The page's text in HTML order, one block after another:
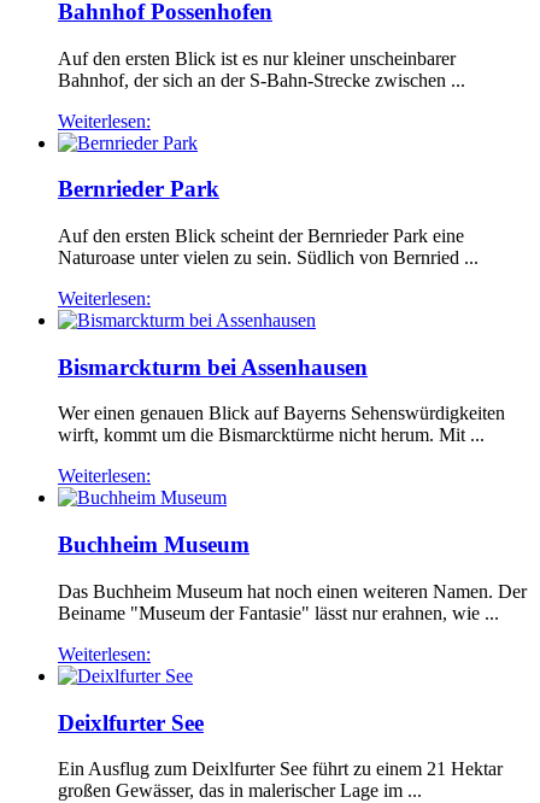
Bahnhof Possenhofen
Auf den ersten Blick ist es nur kleiner unscheinbarer
Bahnhof, der sich an der S-Bahn-Strecke zwischen ...
Weiterlesen:
Bernrieder Park
Auf den ersten Blick scheint der Bernrieder Park eine
Naturoase unter vielen zu sein. Südlich von Bernried ...
Weiterlesen:
Bismarckturm bei Assenhausen
Wer einen genauen Blick auf Bayerns Sehenswürdigkeiten
wirft, kommt um die Bismarcktürme nicht herum. Mit ...
Weiterlesen:
Buchheim Museum
Das Buchheim Museum hat noch einen weiteren Namen. Der
Beiname "Museum der Fantasie" lässt nur erahnen, wie ...
Weiterlesen:
Deixlfurter See
Ein Ausflug zum Deixlfurter See führt zu einem 21 Hektar
großen Gewässer, das in malerischer Lage im ...